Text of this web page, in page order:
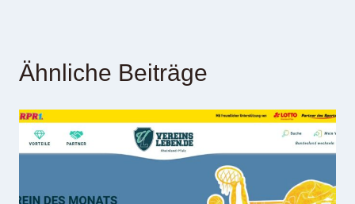
Ähnliche Beiträge